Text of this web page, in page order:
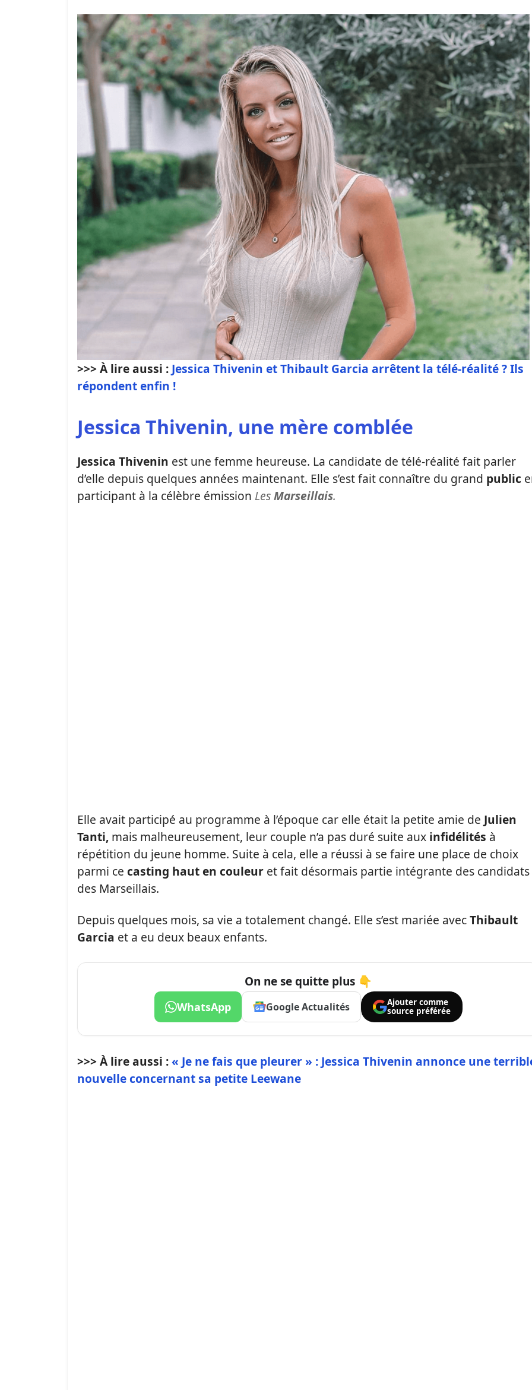
>>> À lire aussi : Jessica Thivenin et Thibault Garcia arrêtent la télé-réalité ? Ils
répondent enfin !
Jessica Thivenin, une mère comblée
Jessica Thivenin est une femme heureuse. La candidate de télé-réalité fait parler
d’elle depuis quelques années maintenant. Elle s’est fait connaître du grand public
participant à la célèbre émission LesMarseillais.
Elle avait participé au programme à l’époque car elle était la petite amie de Julien
Tanti, mais malheureusement, leur couple n’a pas duré suite aux infidélités à
répétition du jeune homme. Suite à cela, elle a réussi à se faire une place de choix
parmi ce casting haut en couleur et fait désormais partie intégrante des candidats
des Marseillais.
Depuis quelques mois, sa vie a totalement changé. Elle s’est mariée avecThibault
Garcia et a eu deux beaux enfants.
On ne se quitte plus 👇
WhatsApp Google Actualités
Ajouter comme
source préférée
>>> À lire aussi :« Je ne fais que pleurer » : Jessica Thivenin annonce une
nouvelle concernant sa petite Leewane